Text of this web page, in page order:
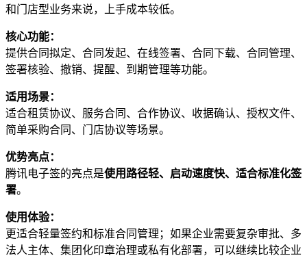
和门店型业务来说，上手成本较低。
核心功能：
提供合同拟定、合同发起、在线签署、合同下载、合同管理、
签署核验、撤销、提醒、到期管理等功能。
适用场景：
适合租赁协议、服务合同、合作协议、收据确认、授权文件、
简单采购合同、门店协议等场景。
优势亮点：
腾讯电子签的亮点是使用路径轻、启动速度快、适合标准化签
署。
使用体验：
更适合轻量签约和标准合同管理；如果企业需要复杂审批、多
法人主体、集团化印章治理或私有化部署，可以继续比较企业